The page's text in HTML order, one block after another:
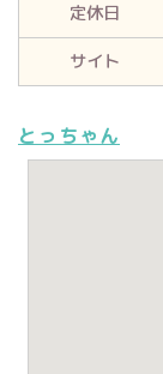
定休日
サイト
とっちゃん